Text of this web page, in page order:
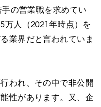
の営業職を求めてい
万人（2021年時点）を
業界だと言われていま
われ、その中で非公開
性があります。又、企